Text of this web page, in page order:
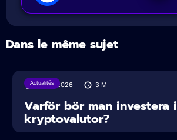
Dans le même sujet
Actualités
31/07/2026 3 M
Varför bör man investera i
kryptovalutor?